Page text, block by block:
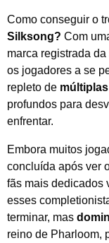
Como conseguir o
Silksong? Com
marca registrada
os jogadores a se
repleto de
profundos para
enfrentar.
Embora muitos
concluída após ver
fãs mais dedicados
esses
terminar, mas
reino de Pharloom,